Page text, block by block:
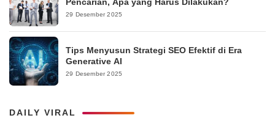
29 Desember 2025
Tips Menyusun Strategi SEO Efektif di Era
Generative AI
29 Desember 2025
DAILY VIRAL